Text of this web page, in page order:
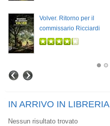
Volver. Ritorno per il
commissario Ricciardi
IN ARRIVO IN LIBRERIA
Nessun risultato trovato